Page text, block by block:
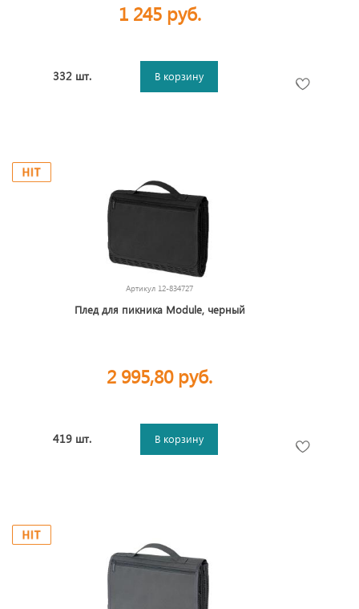
1 245 руб.
332 шт. В корзину
Артикул 12-834727
Плед для пикника Module, черный
2 995,80 руб.
419 шт. В корзину